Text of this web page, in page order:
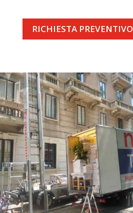
RICHIESTA PREVENTIVO